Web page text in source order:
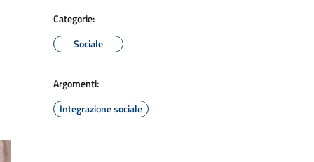
Categorie:
Sociale
Argomenti:
Integrazione sociale